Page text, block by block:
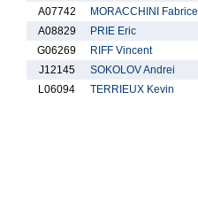
A07742
MORACCHINI Fabrice
A08829
PRIE Eric
G06269
RIFF Vincent
J12145
SOKOLOV Andrei
L06094
TERRIEUX Kevin